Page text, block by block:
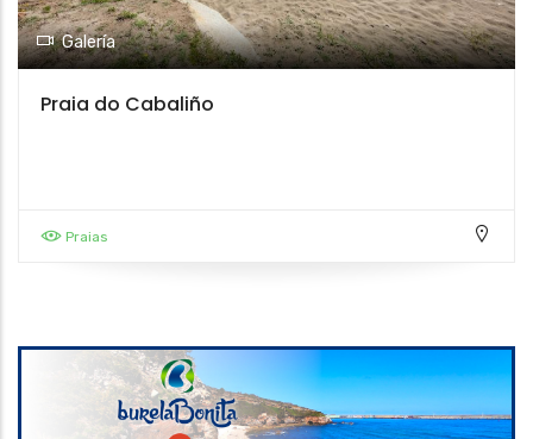
Galería
Praia do Cabaliño
Praias